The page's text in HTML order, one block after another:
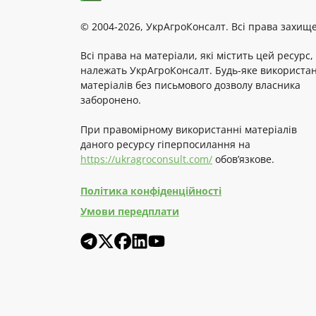
© 2004-2026, УкрАгроКонсалт. Всі права
Всі права на матеріали, які містить цей ресурс,
належать УкрАгроКонсалт. Будь-яке
матеріалів без письмового дозволу власника
заборонено.
При правомірному використанні матеріалів
даного ресурсу гіперпосилання на
https://ukragroconsult.com/ обов’язкове.
Політика конфіденційності
Умови передплати